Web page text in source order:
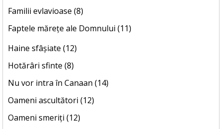
Familii evlavioase (8)
Faptele mărețe ale Domnului (11)
Haine sfâșiate (12)
Hotărâri sfinte (8)
Nu vor intra în Canaan (14)
Oameni ascultători (12)
Oameni smeriți (12)